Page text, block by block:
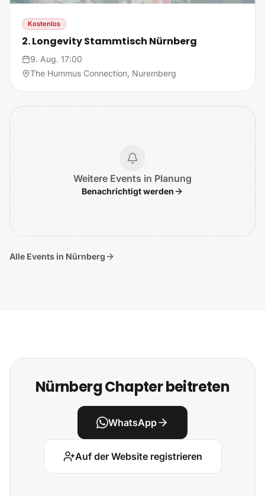
Kostenlos
2. Longevity Stammtisch Nürnberg
9. Aug.·17:00
The Hummus Connection, Nuremberg
Weitere Events in Planung
Benachrichtigt werden
Alle Events in Nürnberg
Nürnberg Chapter beitreten
WhatsApp
Auf der Website registrieren